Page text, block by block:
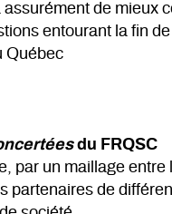
de mieux
entourant la fin
Québec
du FRQSC
par un maillage entre
partenaires de